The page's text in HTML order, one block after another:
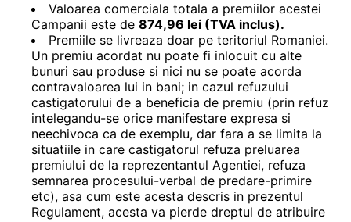
Valoarea comerciala totala a premiilor acestei
Campanii este de 874,96 lei (TVA inclus).
Premiile se livreaza doar pe teritoriul Romaniei.
Un premiu acordat nu poate fi inlocuit cu alte
bunuri sau produse si nici nu se poate acorda
contravaloarea lui in bani; in cazul refuzului
castigatorului de a beneficia de premiu (prin refuz
intelegandu-se orice manifestare expresa si
neechivoca ca de exemplu, dar fara a se limita la
situatiile in care castigatorul refuza preluarea
premiului de la reprezentantul Agentiei, refuza
semnarea procesului-verbal de predare-primire
etc), asa cum este acesta descris in prezentul
Regulament, acesta va pierde dreptul de atribuire